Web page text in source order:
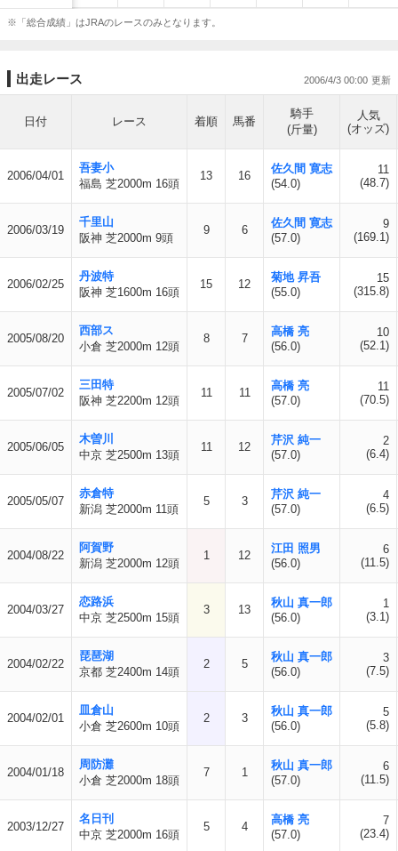
※「総合成績」はJRAのレースのみとなります。
出走レース 2006/4/3 00:00
日付 レース 着順 馬番
騎手
(斤量)
人気
(オッズ)
2006/04/01
吾妻小
福島 芝2000m 16頭
13 16
佐久間 寛志
(54.0)
11
(48.7)
2006/03/19
千里山
阪神 芝2000m 9頭
9 6
佐久間 寛志
(57.0)
9
(169.1)
2006/02/25
丹波特
阪神 芝1600m 16頭
15 12
菊地 昇吾
(55.0)
15
(315.8)
2005/08/20
西部ス
小倉 芝2000m 12頭
8 7
高橋 亮
(56.0)
10
(52.1)
2005/07/02
三田特
阪神 芝2200m 12頭
11 11
高橋 亮
(57.0)
11
(70.5)
2005/06/05
木曽川
中京 芝2500m 13頭
11 12
芹沢 純一
(57.0)
2
(6.4)
2005/05/07
赤倉特
新潟 芝2000m 11頭
5 3
芹沢 純一
(57.0)
4
(6.5)
2004/08/22
阿賀野
新潟 芝2000m 12頭
1 12
江田 照男
(56.0)
6
(11.5)
2004/03/27
恋路浜
中京 芝2500m 15頭
3 13
秋山 真一郎
(56.0)
1
(3.1)
2004/02/22
琵琶湖
京都 芝2400m 14頭
2 5
秋山 真一郎
(56.0)
3
(7.5)
2004/02/01
皿倉山
小倉 芝2600m 10頭
2 3
秋山 真一郎
(56.0)
5
(5.8)
2004/01/18
周防灘
小倉 芝2000m 18頭
7 1
秋山 真一郎
(57.0)
6
(11.5)
2003/12/27
名日刊
中京 芝2000m 16頭
5 4
高橋 亮
(57.0)
7
(23.4)